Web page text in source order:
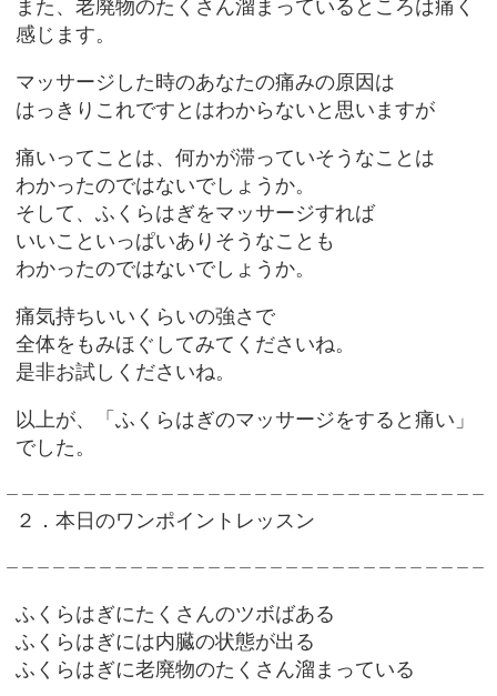
また、老廃物のたくさん溜まっているところは痛く
感じます。
マッサージした時のあなたの痛みの原因は
はっきりこれですとはわからないと思いますが
痛いってことは、何かが滞っていそうなことは
わかったのではないでしょうか。
そして、ふくらはぎをマッサージすれば
いいこといっぱいありそうなことも
わかったのではないでしょうか。
痛気持ちいいくらいの強さで
全体をもみほぐしてみてくださいね。
是非お試しくださいね。
以上が、「ふくらはぎのマッサージをすると痛い」
でした。
２．本日のワンポイントレッスン
ふくらはぎにたくさんのツボばある
ふくらはぎには内臓の状態が出る
ふくらはぎに老廃物のたくさん溜まっている